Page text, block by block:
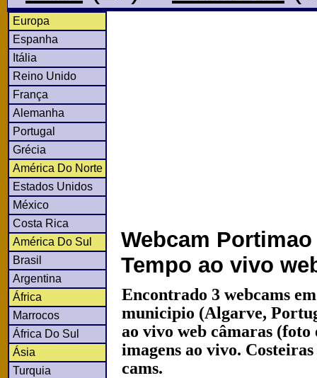
Europa
Espanha
Itália
Reino Unido
França
Alemanha
Portugal
Grécia
América Do Norte
Estados Unidos
México
Costa Rica
América Do Sul
Brasil
Argentina
África
Marrocos
África Do Sul
Ásia
Turquia
Webcam
Tempo ao vivo
Encontrado 3 webcams
municipio (Algarve,
ao vivo web câmaras
imagens ao vivo.
cams.